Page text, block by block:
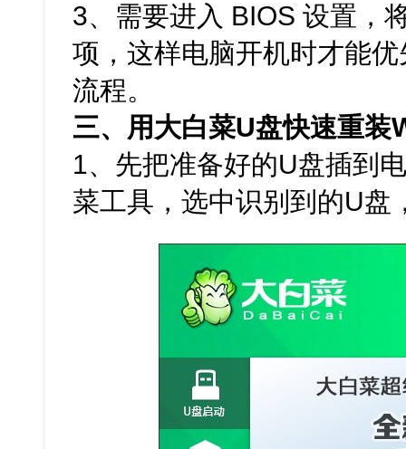
3、需要进入 BIOS 设置，
项，这样电脑开机时才能
流程。
三、用大白菜U盘快速重装
1、先把准备好的U盘插到
菜工具，选中识别到的U盘